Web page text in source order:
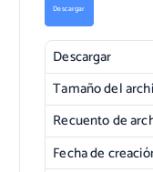
Descargar
Descargar
Tamaño del
Recuento de
Fecha de